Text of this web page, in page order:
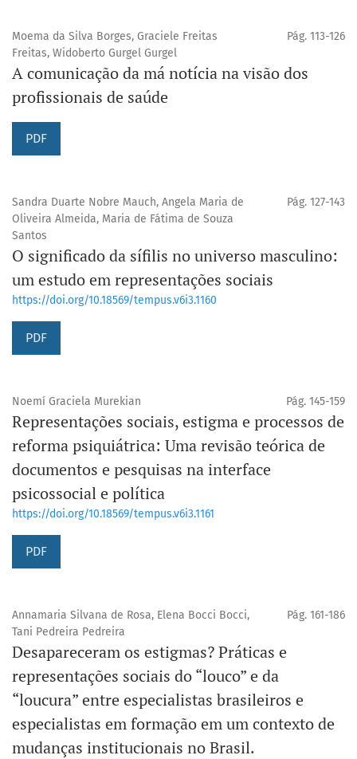
Moema da Silva Borges, Graciele Freitas
Freitas, Widoberto Gurgel Gurgel
Pág. 113-126
A comunicação da má notícia na visão dos
profissionais de saúde
PDF
Sandra Duarte Nobre Mauch, Angela Maria de
Oliveira Almeida, Maria de Fátima de Souza
Santos
Pág. 127-143
O significado da sífilis no universo masculino:
um estudo em representações sociais
https://doi.org/10.18569/tempus.v6i3.1160
PDF
Noemí Graciela Murekian Pág. 145-159
Representações sociais, estigma e processos de
reforma psiquiátrica: Uma revisão teórica de
documentos e pesquisas na interface
psicossocial e política
https://doi.org/10.18569/tempus.v6i3.1161
PDF
Annamaria Silvana de Rosa, Elena Bocci Bocci,
Tani Pedreira Pedreira
Pág. 161-186
Desapareceram os estigmas? Práticas e
representações sociais do “louco” e da
“loucura” entre especialistas brasileiros e
especialistas em formação em um contexto de
mudanças institucionais no Brasil.